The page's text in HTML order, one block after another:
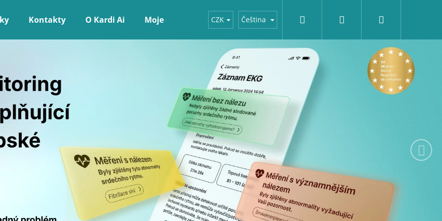
Kontakty O Kardi Ai Moje objednávka Značky
CZK Čeština Přihlášení
košík
Následující
Doporučujeme
BATERIE LITHIOVÁ, CR2025, 3V, KARDI AI KONTROLA SRDCE - HRUDNÍ